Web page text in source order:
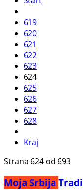
619
620
621
622
623
624
625
626
627
628
Kraj
Strana 624 od 693
Moja Srbija